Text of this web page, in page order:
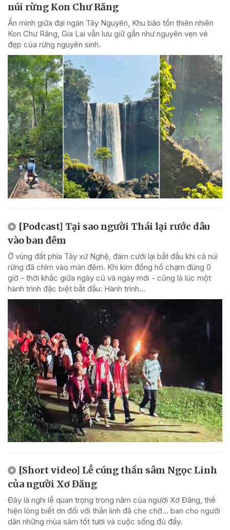
núi rừng Kon Chư Răng
Ẩn mình giữa đại ngàn Tây Nguyên, Khu bảo tồn thiên nhiên
Kon Chư Răng, Gia Lai vẫn lưu giữ gần như nguyên vẹn vẻ
đẹp của rừng nguyên sinh.
[Podcast] Tại sao người Thái lại rước dâu
vào ban đêm
Ở vùng đất phía Tây xứ Nghệ, đám cưới lại bắt đầu khi cả núi
rừng đã chìm vào màn đêm. Khi kim đồng hồ chạm đúng 0
giờ - thời khắc giữa ngày cũ và ngày mới - cũng là lúc một
hành trình đặc biệt bắt đầu: Hành trình...
[Short video] Lễ cúng thần sâm Ngọc Linh
của người Xơ Đăng
Đây là nghi lễ quan trọng trong năm của người Xơ Đăng, thể
hiện lòng biết ơn đối với thần linh đã che chở... ban cho người
dân những mùa sâm tốt tươi và cuộc sống đủ đầy.